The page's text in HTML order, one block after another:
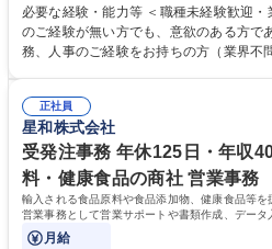
・採用・教育研修 ・福利厚生運用 など
採用や教育等の業務内容により、関西圏
出張もございます。 ※担当業務を持ちつ
必要な経験・能力等 ＜職種未経験歓迎
のご経験が無い方でも、意欲のある方で
務、人事のご経験をお持ちの方（業界不問） ■求める人物像：・社
正社員
星和株式会社
受発注事務 年休125日・年収
料・健康食品の商社 営業事務
輸入される食品原料や食品添加物、健康食品等を
営業事務として営業サポートや書類作成、データ
す。
月給